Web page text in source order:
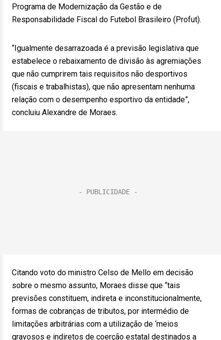
Programa de Modernização da Gestão e de
Responsabilidade Fiscal do Futebol Brasileiro (Profut).
“Igualmente desarrazoada é a previsão legislativa que
estabelece o rebaixamento de divisão às agremiações
que não cumprirem tais requisitos não desportivos
(fiscais e trabalhistas), que não apresentam nenhuma
relação com o desempenho esportivo da entidade”,
concluiu Alexandre de Moraes.
Citando voto do ministro Celso de Mello em decisão
sobre o mesmo assunto, Moraes disse que “tais
previsões constituem, indireta e inconstitucionalmente,
formas de cobranças de tributos, por intermédio de
limitações arbitrárias com a utilização de ‘meios
gravosos e indiretos de coerção estatal destinados a